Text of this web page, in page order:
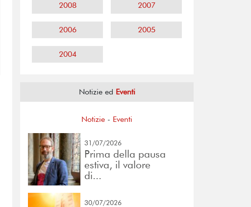
2008 2007
2006 2005
2004
Notizie ed Eventi
Notizie - Eventi
31/07/2026
Prima della pausa
estiva, il valore
di...
30/07/2026